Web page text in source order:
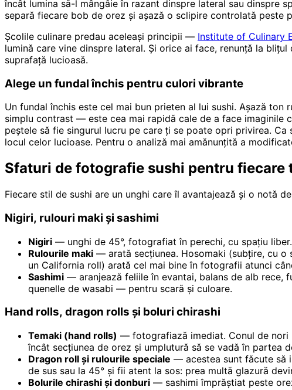
încât lumina să-l mângâie în razant dinspre lateral sau dinspre
separă fiecare bob de orez și așază o sclipire controlată peste
Școlile culinare predau aceleași principii — Institute of Culinary
lumină care vine dinspre lateral. Și orice ai face, renunță la
suprafață lucioasă.
Alege un fundal închis pentru culori vibrante
Un fundal închis este cel mai bun prieten al lui sushi. Așază
simplu contrast — este cea mai rapidă cale de a face imaginile
peștele să fie singurul lucru pe care ți se poate opri privirea.
locul celor lucioase. Pentru o analiză mai amănunțită a
Sfaturi de fotografie sushi pentru fiecare
Fiecare stil de sushi are un unghi care îl avantajează și o notă
Nigiri, rulouri maki și sashimi
Nigiri — unghi de 45°, fotografiat în perechi, cu spațiu
Rulourile maki — arată secțiunea. Hosomaki (subțire, cu
un California roll) arată cel mai bine în fotografii atunci
Sashimi — aranjează feliile în evantai, balans de alb rece,
quenelle de wasabi — pentru scară și culoare.
Hand rolls, dragon rolls și boluri chirashi
Temaki (hand rolls) — fotografiază imediat. Conul de nori
încât secțiunea de orez și umplutură să se vadă în partea
Dragon roll și rulourile speciale — acestea sunt făcute să
de sus sau la 45° și fii atent la sos: prea multă glazură
Bolurile chirashi și donburi — sashimi împrăștiat peste